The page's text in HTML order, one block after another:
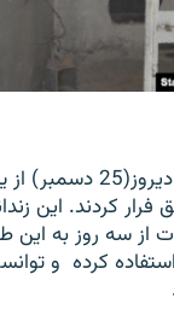
رادیو اروپای
حدود ۱۵۰۰ محبوس،
فرار کردند. این
از سه روز به
کرده و